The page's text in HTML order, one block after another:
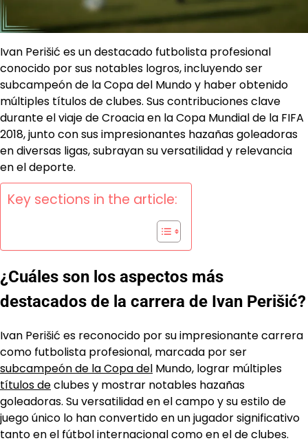
Ivan Perišić es un destacado futbolista profesional
conocido por sus notables logros, incluyendo ser
subcampeón de la Copa del Mundo y haber obtenido
múltiples títulos de clubes. Sus contribuciones clave
durante el viaje de Croacia en la Copa Mundial de la FIFA
2018, junto con sus impresionantes hazañas goleadoras
en diversas ligas, subrayan su versatilidad y relevancia
en el deporte.
Key sections in the article:
¿Cuáles son los aspectos más
destacados de la carrera de Ivan Perišić?
Ivan Perišić es reconocido por su impresionante carrera
como futbolista profesional, marcada por ser
subcampeón de la Copa del Mundo, lograr múltiples
títulos declubes y mostrar notables hazañas
goleadoras. Su versatilidad en el campo y su estilo de
juego único lo han convertido en un jugador significativo
tanto en el fútbol internacional como en el de clubes.